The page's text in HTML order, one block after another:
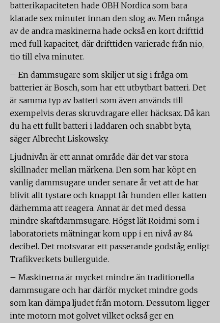
batterikapaciteten hade OBH Nordica som bara
klarade sex minuter innan den slog av. Men många
av de andra maskinerna hade också en kort drifttid
med full kapacitet, där drifttiden varierade från nio,
tio till elva minuter.
– En dammsugare som skiljer ut sig i fråga om
batterier är Bosch, som har ett utbytbart batteri. Det
är samma typ av batteri som även används till
exempelvis deras skruvdragare eller häcksax. Då kan
du ha ett fullt batteri i laddaren och snabbt byta,
säger Albrecht Liskowsky.
Ljudnivån är ett annat område där det var stora
skillnader mellan märkena. Den som har köpt en
vanlig dammsugare under senare år vet att de har
blivit allt tystare och knappt får hunden eller katten
därhemma att reagera. Annat är det med dessa
mindre skaftdammsugare. Högst lät Roidmi som i
laboratoriets mätningar kom upp i en nivå av 84
decibel. Det motsvarar ett passerande godståg enligt
Trafikverkets bullerguide.
– Maskinerna är mycket mindre än traditionella
dammsugare och har därför mycket mindre gods
som kan dämpa ljudet från motorn. Dessutom ligger
inte motorn mot golvet vilket också ger en